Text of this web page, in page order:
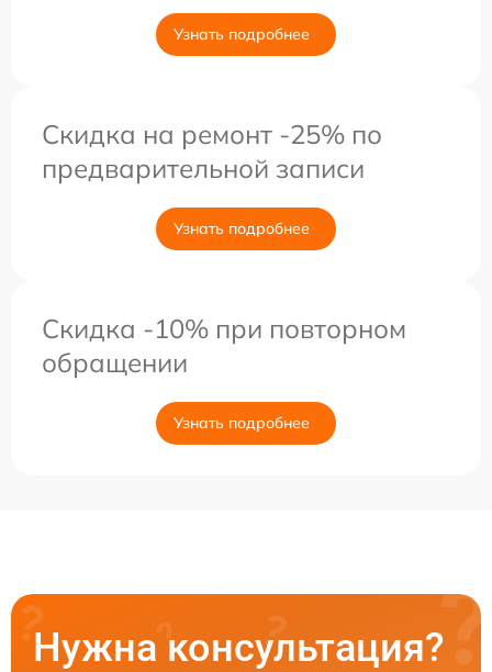
Узнать подробнее
Скидка на ремонт -25% по
предварительной записи
Узнать подробнее
Скидка -10% при повторном
обращении
Узнать подробнее
Нужна консультация?